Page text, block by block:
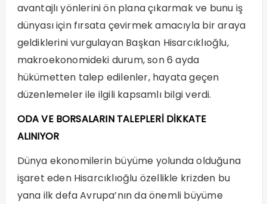
avantajlı yönlerini ön plana çıkarmak ve bunu iş
dünyası için fırsata çevirmek amacıyla bir araya
geldiklerini vurgulayan Başkan Hisarcıklıoğlu,
makroekonomideki durum, son 6 ayda
hükümetten talep edilenler, hayata geçen
düzenlemeler ile ilgili kapsamlı bilgi verdi.
ODA VE BORSALARIN TALEPLERİ DİKKATE
ALINIYOR
Dünya ekonomilerin büyüme yolunda olduğuna
işaret eden Hisarcıklıoğlu özellikle krizden bu
yana ilk defa Avrupa’nın da önemli büyüme